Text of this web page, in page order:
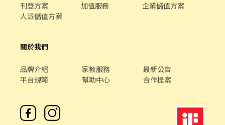
刊登方案 加值服務
企業儲值方案
人派儲值方案
關於我們
品牌介紹 家教服務
最新公告
平台規範
幫助中心 合作提案